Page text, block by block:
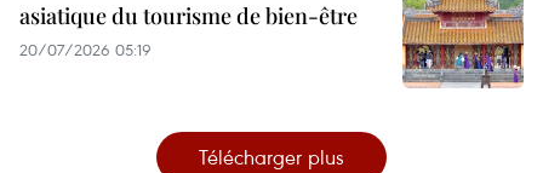
asiatique du tourisme de bien-être
20/07/2026 05:19
Télécharger plus